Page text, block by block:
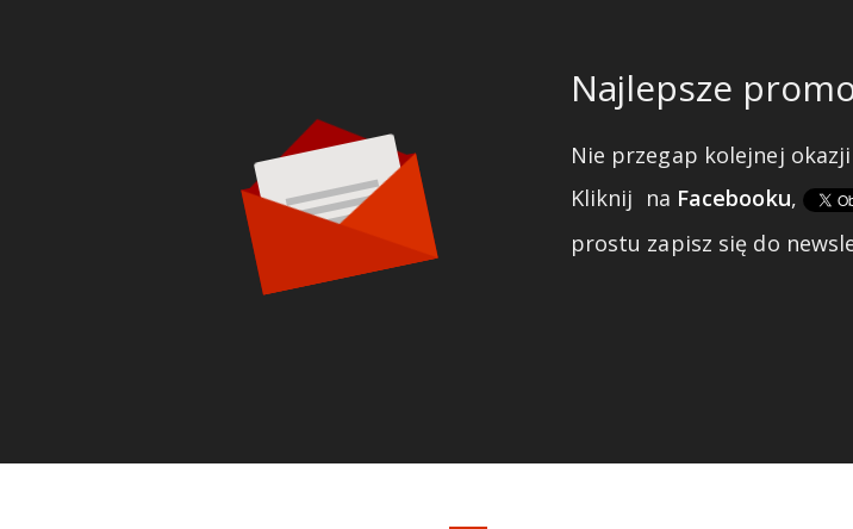
Najlepsze
Nie przegap kolejnej
Kliknij na Facebooku,
prostu zapisz się do